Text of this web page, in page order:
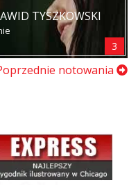
TYSZKOWSKI
3
notowania